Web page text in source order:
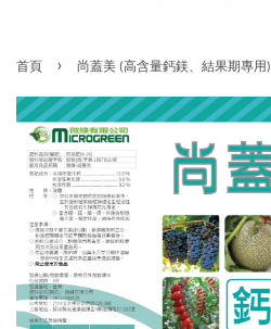
首頁 › 尚蓋美 (高含量鈣鎂、結果期專用)